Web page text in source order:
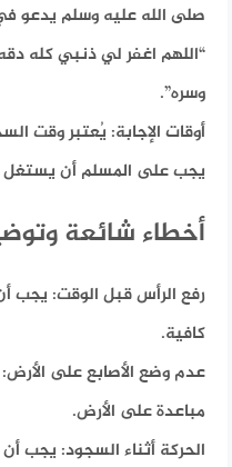
صلى الله عليه وسلم يدعو
“اللهم اغفر لي ذنبي كله
وسره”.
أوقات الإجابة: يُعتبر وقت
يجب على المسلم أن يستغل
أخطاء شائعة
رفع الرأس قبل الوقت: يجب
كافية.
عدم وضع الأصابع على الأرض:
مباعدة على الأرض.
الحركة أثناء السجود: يجب أن